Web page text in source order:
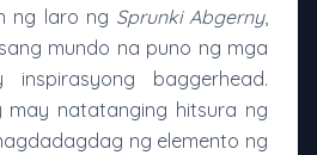
ng laro ng Sprunki Abgerny,
mundo na puno ng mga
baggerhead.
may natatanging hitsura ng
ng elemento ng